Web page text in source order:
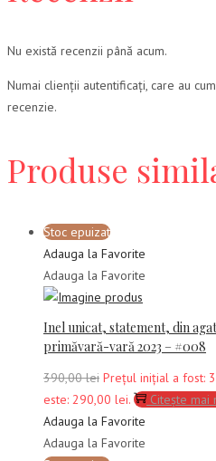
Nu există recenzii până acum.
Numai clienții autentificați, care au
recenzie.
Produse
Stoc epuizat
Adauga la Favorite
Adauga la Favorite
Inel unicat, statement, din
primăvară-vară 2023 – #008
390,00lei Prețul inițial a fost:
este: 290,00 lei.
Citește mai
Adauga la Favorite
Adauga la Favorite